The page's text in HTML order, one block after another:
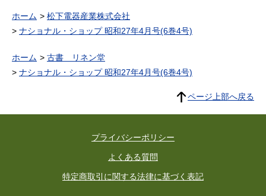
ホーム
松下電器産業株式会社
ナショナル・ショップ 昭和27年4月号(6巻4号)
ホーム
古書 リネン堂
ナショナル・ショップ 昭和27年4月号(6巻4号)
ページ上部へ戻る
プライバシーポリシー
よくある質問
特定商取引に関する法律に基づく表記